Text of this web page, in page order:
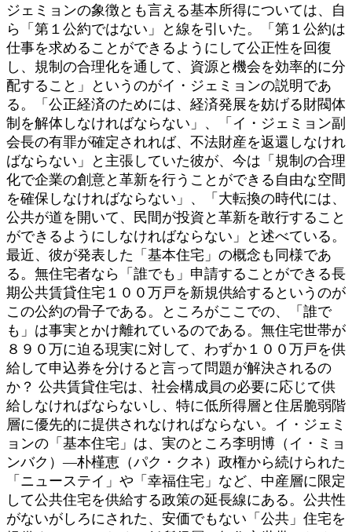
ジェミョンの象徴とも言える基本所得については、自
ら「第１公約ではない」と線を引いた。「第１公約は
仕事を求めることができるようにして公正性を回復
し、規制の合理化を通して、資源と機会を効率的に分
配すること」というのがイ・ジェミョンの説明であ
る。「公正経済のためには、経済発展を妨げる財閥体
制を解体しなければならない」、「イ・ジェミョン副
会長の有罪が確定されれば、不法財産を返還しなけれ
ばならない」と主張していた彼が、今は「規制の合理
化で企業の創意と革新を行うことができる自由な空間
を確保しなければならない」、「大転換の時代には、
公共が道を開いて、民間が投資と革新を敢行すること
ができるようにしなければならない」と述べている。
最近、彼が発表した「基本住宅」の概念も同様であ
る。無住宅者なら「誰でも」申請することができる長
期公共賃貸住宅１００万戸を新規供給するというのが
この公約の骨子である。ところがここでの、「誰で
も」は事実とかけ離れているのである。無住宅世帯が
８９０万に迫る現実に対して、わずか１００万戸を供
給して申込券を分けると言って問題が解決されるの
か？ 公共賃貸住宅は、社会構成員の必要に応じて供
給しなければならないし、特に低所得層と住居脆弱階
層に優先的に提供されなければならない。イ・ジェミ
ョンの「基本住宅」は、実のところ李明博（イ・ミョ
ンバク）―朴槿恵（パク・クネ）政権から続けられた
「ニューステイ」や「幸福住宅」など、中産層に限定
して公共住宅を供給する政策の延長線にある。公共性
がないがしろにされた、安価でもない「公共」住宅を